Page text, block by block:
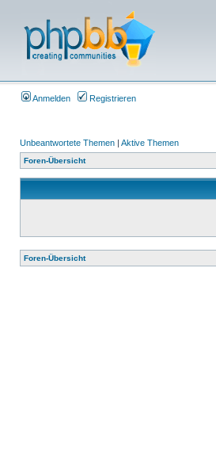
Anmelden Registrieren
Unbeantwortete Themen | Aktive Themen
Foren-Übersicht
Foren-Übersicht